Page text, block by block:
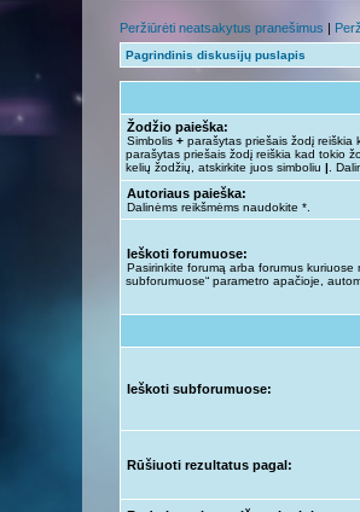
Peržiūrėti neatsakytus pranešimus |
Pagrindinis diskusijų puslapis
Žodžio paieška:
Simbolis + parašytas priešais žodį reiškia
parašytas priešais žodį reiškia kad tokio
kelių žodžių, atskirkite juos simboliu | .
Autoriaus paieška:
Dalinėms reikšmėms naudokite *.
Ieškoti forumuose:
Pasirinkite forumą arba forumus
subforumuose“ parametro apačioje,
Ieškoti subforumuose:
Rūšiuoti rezultatus pagal: